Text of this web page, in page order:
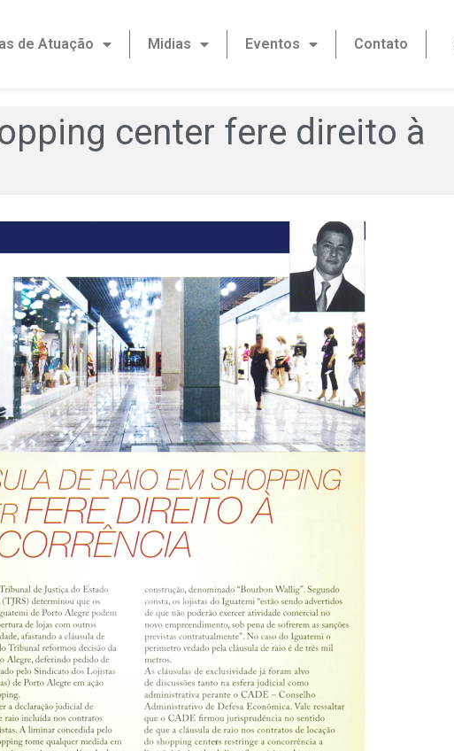
de Atuação Midias Eventos Contato
center fere direito à